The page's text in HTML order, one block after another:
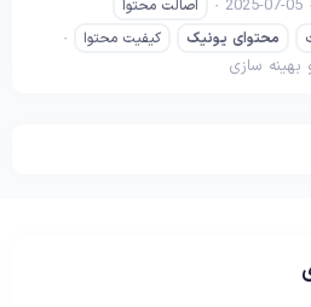
2025-07-05
اصالت محتوا
محتوای یونیک کیفیت محتوا
سازی